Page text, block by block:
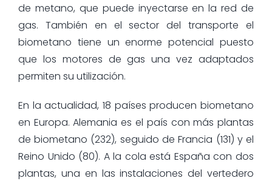
de metano, que puede inyectarse en la red de
gas. También en el sector del transporte el
biometano tiene un enorme potencial puesto
que los motores de gas una vez adaptados
permiten su utilización.
En la actualidad, 18 países producen biometano
en Europa. Alemania es el país con más plantas
de biometano (232), seguido de Francia (131) y el
Reino Unido (80). A la cola está España con dos
plantas, una en las instalaciones del vertedero